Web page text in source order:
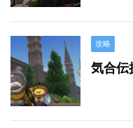
攻略
気合伝